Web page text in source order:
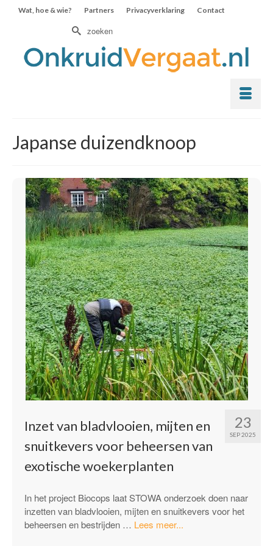
Wat, hoe & wie? Partners Privacyverklaring Contact
Zoek
Japanse duizendknoop
23
SEP 2025
Inzet van bladvlooien, mijten en
snuitkevers voor beheersen van
exotische woekerplanten
In het project Biocops laat STOWA onderzoek doen naar
inzetten van bladvlooien, mijten en snuitkevers voor het
beheersen en bestrijden … Lees meer...